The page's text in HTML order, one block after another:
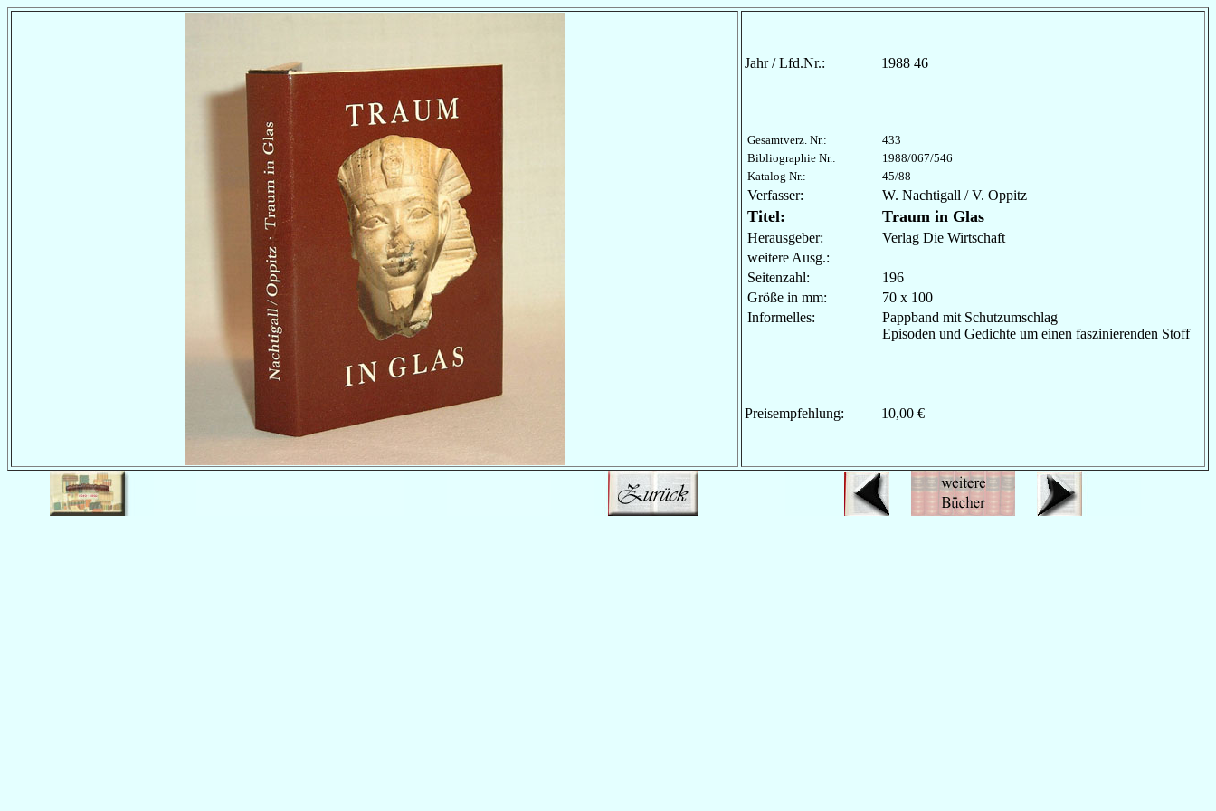
Jahr / Lfd.Nr.: 1988 46
Gesamtverz. Nr.:
433
Bibliographie Nr.:
1988/067/546
Katalog Nr.:
45/88
Verfasser: W. Nachtigall / V. Oppitz
Titel: Traum in Glas
Herausgeber:
Verlag Die Wirtschaft
weitere Ausg.:
Seitenzahl:
196
Größe in mm:
70 x 100
Informelles:
Pappband mit Schutzumschlag
Episoden und Gedichte um einen faszinierenden Stoff
Preisempfehlung: 10,00 €